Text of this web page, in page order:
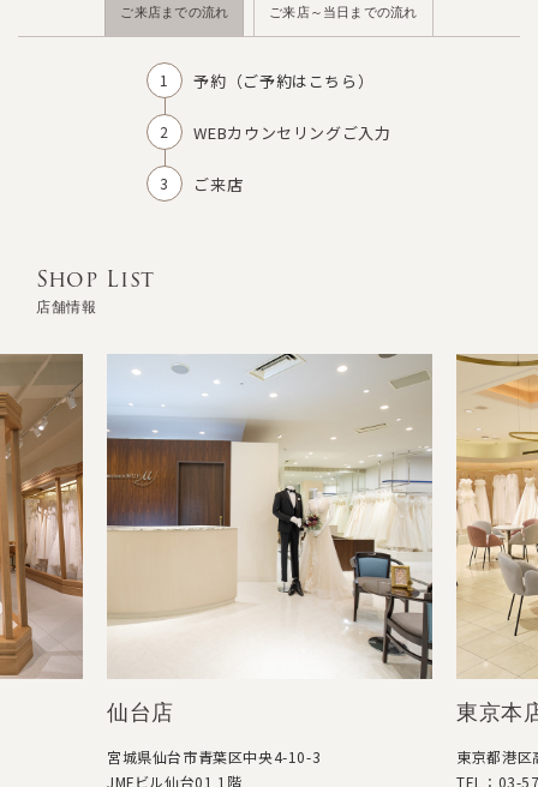
ご来店までの流れ ご来店～当日までの流れ
予約（ご予約はこちら）
WEBカウンセリングご入力
ご来店
Shop List
店舗情報
仙台店
宮城県仙台市青葉区中央4-10-3
JMFビル仙台01 1階
東京本
東京都港
TEL：03-